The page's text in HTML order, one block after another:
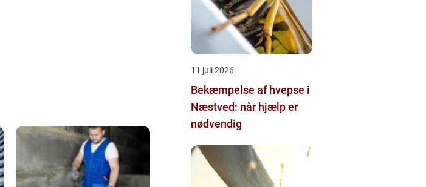
11 juli 2026
Bekæmpelse af hvepse i
Næstved: når hjælp er
nødvendig